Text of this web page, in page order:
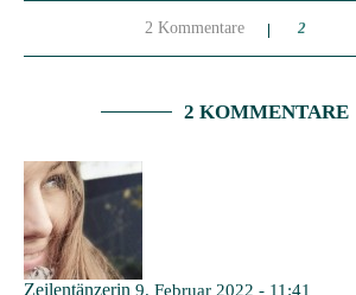
2 Kommentare 2
2 KOMMENTARE
Zeilentänzerin 9. Februar 2022 - 11:41